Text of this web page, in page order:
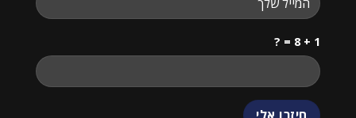
1 + 8 = ?